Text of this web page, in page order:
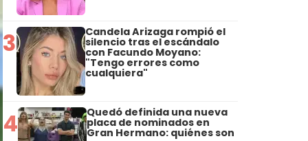
3 Candela Arizaga rompió el
silencio tras el escándalo
con Facundo Moyano:
"Tengo errores como
cualquiera"
4 Quedó definida una nueva
placa de nominados en
Gran Hermano: quiénes son